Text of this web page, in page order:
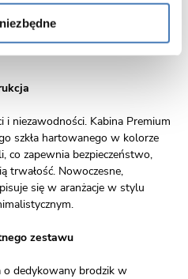
zarówno na tradycyjnym
Dzięki temu można z
wnętrza, łącząc estetykę z
niezawodności. Kabina Premium
szkła hartowanego w kolorze
zapewnia bezpieczeństwo,
trwałość. Nowoczesne,
się w aranżacje w stylu
zestawu
o dedykowany brodzik w